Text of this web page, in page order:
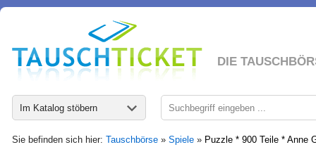
DIE
Im Katalog stöbern
Sie befinden sich hier: Tauschbörse » Spiele » Puzzle * 900 Teile * Anne